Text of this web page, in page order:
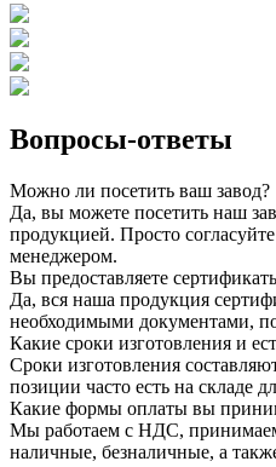
Вопросы-ответы
Можно ли посетить ваш завод?
Да, вы можете посетить наш
продукцией. Просто
менеджером.
Вы предоставляете
Да, вся наша продукция
необходимыми документами,
Какие сроки изготовления и
Сроки изготовления
позиции часто есть на складе
Какие формы оплаты вы
Мы работаем с НДС,
наличные, безналичные, а